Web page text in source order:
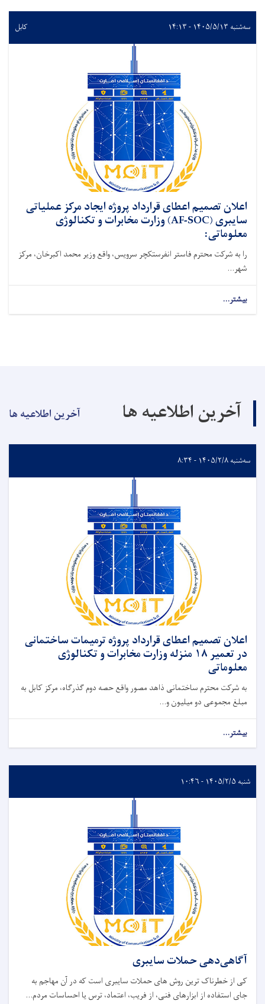
سه‌شنبه ۱۴۰۵/۵/۱۳ - ۱۴:۱۳ کابل
اعلان تصمیم اعطای قرارداد پروژه ایجاد مرکز عملیاتی
سایبری (AF-SOC) وزارت مخابرات و تکنالوژی
معلوماتی:
را به شرکت محترم فاستر انفرستکچر سرویس، واقع وزیر محمد اکبرخان، مرکز
شهر...
بیشتر...
آخرین اطلاعیه ها آخرین اطلاعیه ها
سه‌شنبه ۱۴۰۵/۲/۸ - ۸:۳۴
اعلان تصمیم اعطای قرارداد پروژه ترمیمات ساختمانی
در تعمیر ۱۸ منزله وزارت مخابرات و تکنالوژی
معلوماتی
به شرکت محترم ساختمانی ذاهد مصور واقع حصه دوم گذرگاه، مرکز کابل به
مبلغ مجموعی دو میلیون و...
بیشتر...
شنبه ۱۴۰۵/۲/۵ - ۱۰:۴۶
آگاهی‌دهی حملات سایبری
کی از خطرناک ‌ترین روش ‌های حملات سایبری است که در آن مهاجم به
‌جای استفاده از ابزارهای فنی، از فریب، اعتماد، ترس یا احساسات مردم...